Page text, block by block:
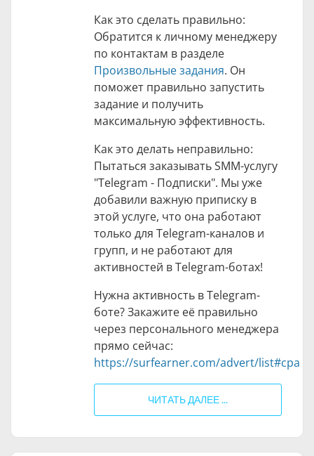
Как это сделать правильно:
Обратится к личному менеджеру
по контактам в разделе
Произвольные задания. Он
поможет правильно запустить
задание и получить
максимальную эффективность.
Как это делать неправильно:
Пытаться заказывать SMM-услугу
"Telegram - Подписки". Мы уже
добавили важную приписку в
этой услуге, что она работают
только для Telegram-каналов и
групп, и не работают для
активностей в Telegram-ботах!
Нужна активность в Telegram-
боте? Закажите её правильно
через персонального менеджера
прямо сейчас:
https://surfearner.com/advert/list#cpa
ЧИТАТЬ ДАЛЕЕ ...